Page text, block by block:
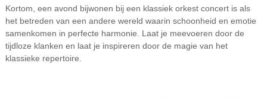
Kortom, een avond bijwonen bij een klassiek orkest concert is als
het betreden van een andere wereld waarin schoonheid en emotie
samenkomen in perfecte harmonie. Laat je meevoeren door de
tijdloze klanken en laat je inspireren door de magie van het
klassieke repertoire.